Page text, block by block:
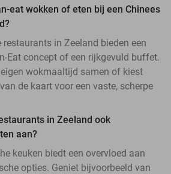
eat wokken of eten bij een Chinees
restaurants in Zeeland bieden een
Eat concept of een rijkgevuld buffet.
wokmaaltijd samen of kiest
de kaart voor een vaste, scherpe
in Zeeland ook
aan?
keuken biedt een overvloed aan
opties. Geniet bijvoorbeeld van